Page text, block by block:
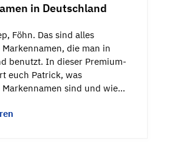
in Deutschland
Föhn. Das sind alles
Markennamen, die man in
benutzt. In dieser Premium-
euch Patrick, was
Markennamen sind und wie…